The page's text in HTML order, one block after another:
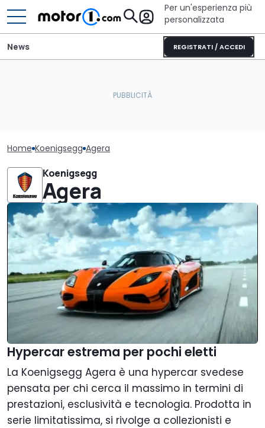
Per un'esperienza più
personalizzata
REGISTRATI / ACCEDI
News
Home Koenigsegg Agera
Koenigsegg
Agera
Hypercar estrema per pochi eletti
La Koenigsegg Agera è una hypercar svedese
pensata per chi cerca il massimo in termini di
prestazioni, esclusività e tecnologia. Prodotta in
serie limitatissima, si rivolge a collezionisti e